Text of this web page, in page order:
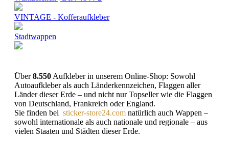
VINTAGE - Kofferaufkleber
Stadtwappen
Über8.550 Aufkleber in unserem Online-Shop: Sowohl
Autoaufkleber als auch Länderkennzeichen, Flaggen aller
Länder dieser Erde – und nicht nur Topseller wie die Flaggen
von Deutschland, Frankreich oder England.
Sie finden bei sticker-store24.com natürlich auch Wappen –
sowohl internationale als auch nationale und regionale – aus
vielen Staaten und Städten dieser Erde.